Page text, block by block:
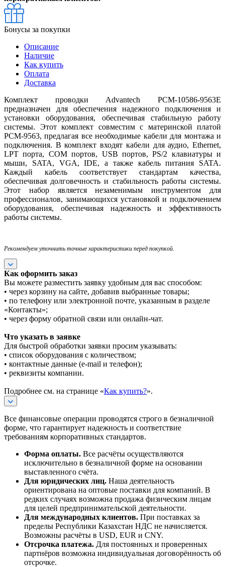
Бонусы за покупки
Описание
Наличие
Как купить
Оплата
Доставка
Комплект проводки Advantech PCM-10586-9563E
предназначен для обеспечения надежного подключения и
установки оборудования, обеспечивая стабильную работу
системы. Этот комплект совместим с материнской платой
PCM-9563, предлагая все необходимые кабели для монтажа и
подключения. В комплект входят кабели для аудио, Ethernet,
LPT порта, COM портов, USB портов, PS/2 клавиатуры и
мыши, SATA, VGA, IDE, а также кабель питания SATA.
Каждый кабель соответствует стандартам качества,
обеспечивая долговечность и стабильность работы системы.
Этот набор является незаменимым инструментом для
профессионалов, занимающихся установкой и подключением
оборудования, обеспечивая надежность и эффективность
работы системы.
Рекомендуем уточнить точные характеристики перед покупкой.
Как оформить заказ
Вы можете разместить заявку удобным для вас способом:
• через корзину на сайте, добавив выбранные товары;
• по телефону или электронной почте, указанным в разделе
«Контакты»;
• через форму обратной связи или онлайн-чат.
Что указать в заявке
Для быстрой обработки заявки просим указывать:
• список оборудования с количеством;
• контактные данные (e-mail и телефон);
• реквизиты компании.
Подробнее см. на странице «Как купить?».
Все финансовые операции проводятся строго в безналичной
форме, что гарантирует надежность и соответствие
требованиям корпоративных стандартов.
Форма оплаты. Все расчёты осуществляются
исключительно в безналичной форме на основании
выставленного счёта.
Для юридических лиц. Наша деятельность
ориентирована на оптовые поставки для компаний. В
редких случаях возможна продажа физическим лицам
для целей предпринимательской деятельности.
Для международных клиентов. При поставках за
пределы Республики Казахстан НДС не начисляется.
Возможны расчёты в USD, EUR и CNY.
Отсрочка платежа. Для постоянных и проверенных
партнёров возможна индивидуальная договорённость об
отсрочке.